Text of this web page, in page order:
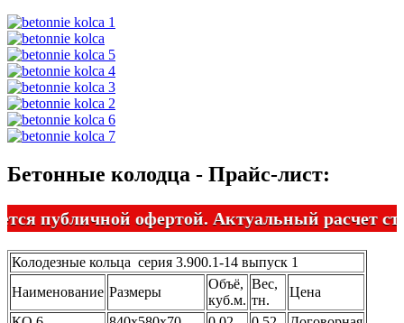
Бетонные колодца - Прайс-лист:
публичной офертой. Актуальный расчет
Колодезные кольца серия 3.900.1-14 выпуск 1
Наименование Размеры
Объё,
куб.м.
Вес,
тн.
Цена